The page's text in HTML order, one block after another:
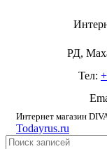
РД,
Тел:
Интернет магазин
Todayrus.ru